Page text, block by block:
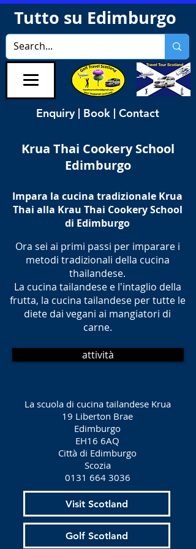
Tutto su Edimburgo
Enquiry | Book | Contact
Krua Thai Cookery School
Edimburgo
Impara la cucina tradizionale Krua
Thai alla Krau Thai Cookery School
di Edimburgo
Ora sei ai primi passi per imparare i
metodi tradizionali della cucina
thailandese.
La cucina tailandese e l'intaglio della
frutta, la cucina tailandese per tutte le
diete dai vegani ai mangiatori di
carne.
attività
La scuola di cucina tailandese Krua
19 Liberton Brae
Edimburgo
EH16 6AQ
Città di Edimburgo
Scozia
0131 664 3036
Visit Scotland
Golf Scotland